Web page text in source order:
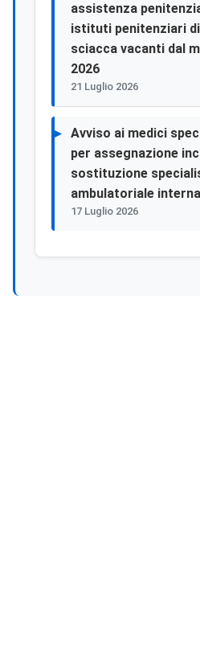
assistenza
istituti penitenziari
sciacca vacanti dal
2026
21 Luglio 2026
Avviso ai medici
per assegnazione
sostituzione
ambulatoriale interna
17 Luglio 2026